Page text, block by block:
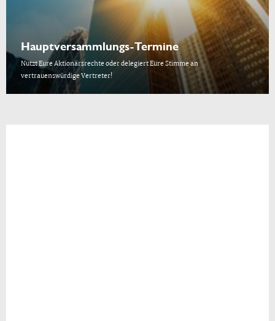
Hauptversammlungs-Termine
Nutzt Eure Aktionärsrechte oder delegiert Eure Stimme an
vertrauenswürdige Vertreter!